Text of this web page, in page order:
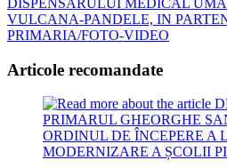
articles
VULCANA-PANDELE, IN
PRIMARIA/FOTO-VIDEO
Articole recomandate